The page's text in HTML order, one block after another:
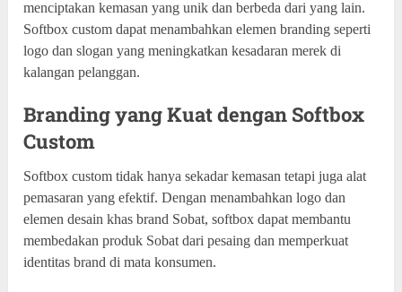
menciptakan kemasan yang unik dan berbeda dari yang lain.
Softbox custom dapat menambahkan elemen branding seperti
logo dan slogan yang meningkatkan kesadaran merek di
kalangan pelanggan.
Branding yang Kuat dengan Softbox
Custom
Softbox custom tidak hanya sekadar kemasan tetapi juga alat
pemasaran yang efektif. Dengan menambahkan logo dan
elemen desain khas brand Sobat, softbox dapat membantu
membedakan produk Sobat dari pesaing dan memperkuat
identitas brand di mata konsumen.